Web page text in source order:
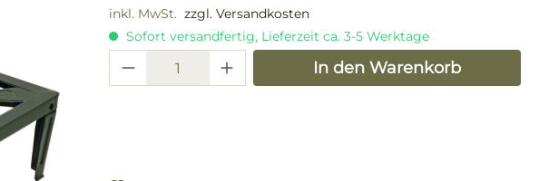
inkl. MwSt. zzgl. Versandkosten
Sofort versandfertig, Lieferzeit ca. 3-5 Werktage
Produkt Anzahl: Gib denIn den Warenkorb